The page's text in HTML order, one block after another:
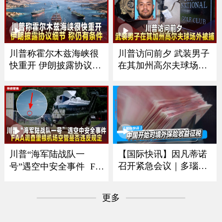
川普称霍尔木兹海峡很
快重开 伊朗披露协议细
川普访问前夕 武装男子
在其加州高尔夫球场外
川普“海军陆战队一
号”遇空中安全事件 FA
【国际快讯】因凡蒂诺
召开紧急会议｜多瑙河
更多